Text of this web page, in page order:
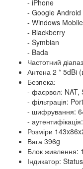
- iPhone
- Google Android
- Windows Mobile
- Blackberry
- Symbian
- Bada
Частотний
Антена 2 * 5dBi
Безпека:
- фаєрвол: NAT,
- фільтрація:
- шифрування:
-
Розміри
Вага 396g
Блок живлення:
Індикатор: